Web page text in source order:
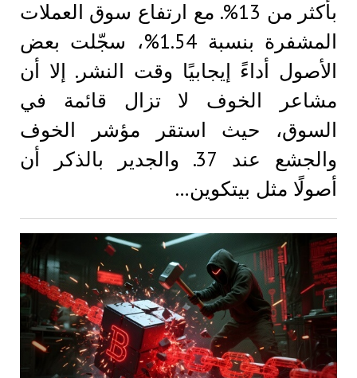
بأكثر من 13%. مع ارتفاع سوق العملات
المشفرة بنسبة 1.54%، سجّلت بعض
الأصول أداءً إيجابيًا وقت النشر. إلا أن
مشاعر الخوف لا تزال قائمة في
السوق، حيث استقر مؤشر الخوف
والجشع عند 37. والجدير بالذكر أن
أصولًا مثل بيتكوين…